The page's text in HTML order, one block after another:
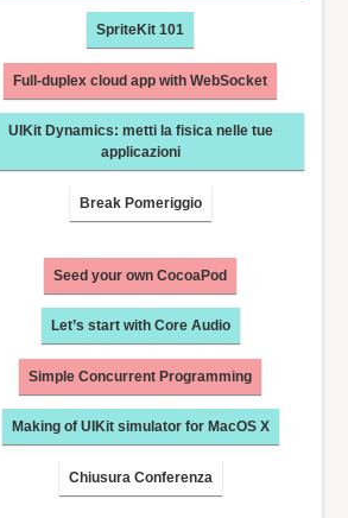
SpriteKit 101
Full-duplex cloud app with WebSocket
UIKit Dynamics: metti la fisica nelle tue
applicazioni
Break Pomeriggio
Seed your own CocoaPod
Let’s start with Core Audio
Simple Concurrent Programming
Making of UIKit simulator for MacOS X
Chiusura Conferenza